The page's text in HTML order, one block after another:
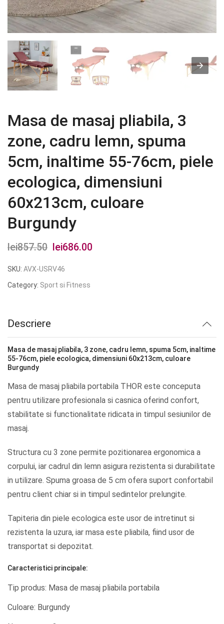
Masa de masaj pliabila, 3
zone, cadru lemn, spuma
5cm, inaltime 55-76cm, piele
ecologica, dimensiuni
60x213cm, culoare
Burgundy
lei857.50
Prețul
inițial
a
lei686.00
SKU: AVX-USRV46
Category: Sport si Fitness
Descriere
Masa de masaj pliabila, 3 zone, cadru lemn, spuma 5cm, inaltime
55-76cm, piele ecologica, dimensiuni 60x213cm, culoare
Burgundy
Masa de masaj pliabila portabila THOR este conceputa
pentru utilizare profesionala si casnica oferind confort,
stabilitate si functionalitate ridicata in timpul sesiunilor de
masaj.
Structura cu 3 zone permite pozitionarea ergonomica a
corpului, iar cadrul din lemn asigura rezistenta si durabilitate
in utilizare. Spuma groasa de 5 cm ofera suport confortabil
pentru client chiar si in timpul sedintelor prelungite.
Tapiteria din piele ecologica este usor de intretinut si
rezistenta la uzura, iar masa este pliabila, fiind usor de
transportat si depozitat.
Caracteristici principale:
Tip produs: Masa de masaj pliabila portabila
Culoare: Burgundy